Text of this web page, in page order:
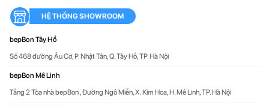
HỆ THỐNG SHOWROOM
bepBon Tây Hồ
Số 468 đường Âu Cơ, P. Nhật Tân, Q. Tây Hồ, TP. Hà Nội
bepBon Mê Linh
Tầng 2 Tòa nhà bepBon , Đường Ngô Miễn, X. Kim Hoa, H. Mê Linh, TP. Hà Nội